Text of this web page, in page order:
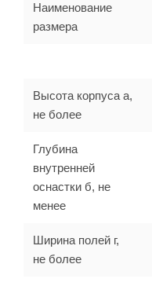
Наименование
размера
Высота корпуса а,
не более
Глубина
внутренней
оснастки б, не
менее
Ширина полей г,
не более